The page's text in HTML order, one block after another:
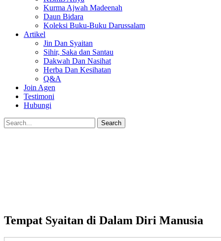
Kurma Ajwah Madeenah
Daun Bidara
Koleksi Buku-Buku Darussalam
Artikel
Jin Dan Syaitan
Sihir, Saka dan Santau
Dakwah Dan Nasihat
Herba Dan Kesihatan
Q&A
Join Agen
Testimoni
Hubungi
Tempat Syaitan di Dalam Diri Manusia